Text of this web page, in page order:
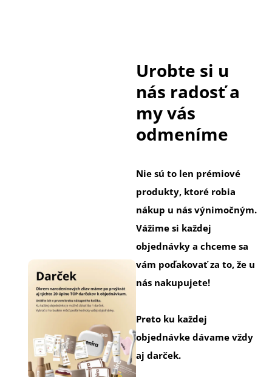
Urobte si u
nás radosť a
my vás
odmeníme
Nie sú to len prémiové
produkty, ktoré robia
nákup u nás výnimočným.
Vážime si každej
objednávky a chceme sa
vám poďakovať za to, že u
nás nakupujete!
Preto ku každej
objednávke dávame vždy
aj darček.